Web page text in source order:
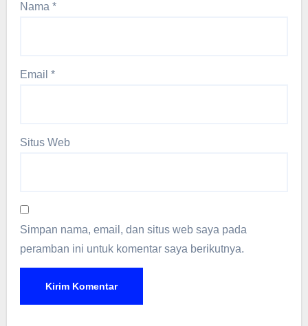
Nama*
Email*
Situs Web
Simpan nama, email, dan situs web saya pada
peramban ini untuk komentar saya berikutnya.